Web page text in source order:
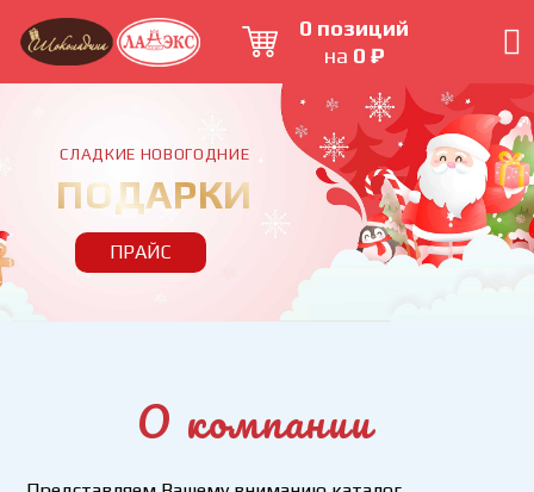
0 позиций
на 0 ₽
СЛАДКИЕ НОВОГОДНИЕ
ПОДАРКИ
ПРАЙС
О компании